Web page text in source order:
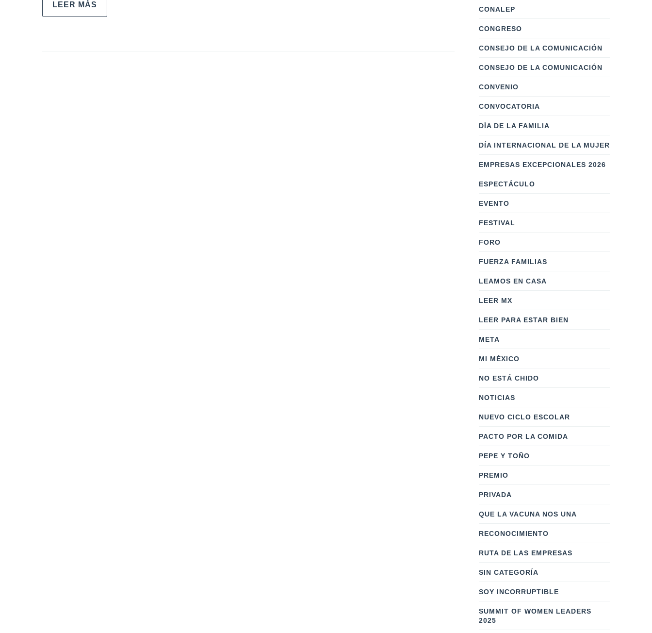
LEER MÁS
CONALEP
CONGRESO
CONSEJO DE LA COMUNICACIÓN
CONSEJO DE LA COMUNICACIÓN
CONVENIO
CONVOCATORIA
DÍA DE LA FAMILIA
DÍA INTERNACIONAL DE LA MUJER
EMPRESAS EXCEPCIONALES 2026
ESPECTÁCULO
EVENTO
FESTIVAL
FORO
FUERZA FAMILIAS
LEAMOS EN CASA
LEER MX
LEER PARA ESTAR BIEN
META
MI MÉXICO
NO ESTÁ CHIDO
NOTICIAS
NUEVO CICLO ESCOLAR
PACTO POR LA COMIDA
PEPE Y TOÑO
PREMIO
PRIVADA
QUE LA VACUNA NOS UNA
RECONOCIMIENTO
RUTA DE LAS EMPRESAS
SIN CATEGORÍA
SOY INCORRUPTIBLE
SUMMIT OF WOMEN LEADERS
2025